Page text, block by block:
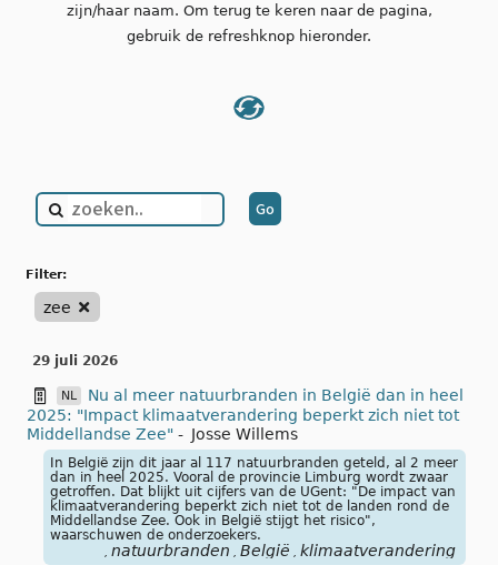
zijn/haar naam. Om terug te keren naar de pagina,
gebruik de refreshknop hieronder.
filter:
zee
29 juli 2026
NL
Nu al meer natuurbranden in België dan in heel
2025: "Impact klimaatverandering beperkt zich niet tot
Middellandse Zee" - Josse Willems
In België zijn dit jaar al 117 natuurbranden geteld, al 2 meer
dan in heel 2025. Vooral de provincie Limburg wordt zwaar
getroffen. Dat blijkt uit cijfers van de UGent: "De impact van
klimaatverandering beperkt zich niet tot de landen rond de
Middellandse Zee. Ook in België stijgt het risico",
waarschuwen de onderzoekers.
natuurbranden België klimaatverandering